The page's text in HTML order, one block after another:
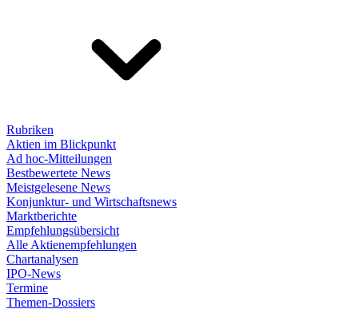
Rubriken
Aktien im Blickpunkt
Ad hoc-Mitteilungen
Bestbewertete News
Meistgelesene News
Konjunktur- und Wirtschaftsnews
Marktberichte
Empfehlungsübersicht
Alle Aktienempfehlungen
Chartanalysen
IPO-News
Termine
Themen-Dossiers